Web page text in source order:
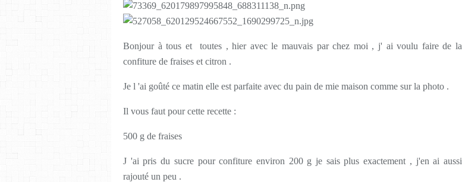
Bonjour à tous et toutes , hier avec le mauvais par chez moi , j' ai voulu faire de la
confiture de fraises et citron .
Je l 'ai goûté ce matin elle est parfaite avec du pain de mie maison comme sur la photo .
Il vous faut pour cette recette :
500 g de fraises
J 'ai pris du sucre pour confiture environ 200 g je sais plus exactement , j'en ai aussi
rajouté un peu .